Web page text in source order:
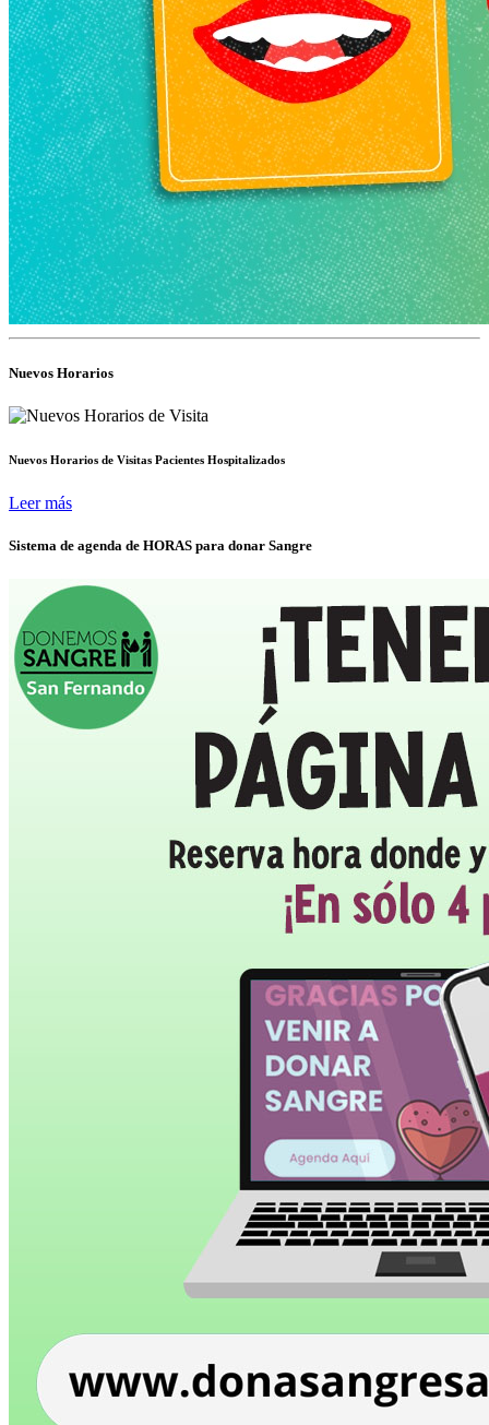
Nuevos Horarios
Nuevos Horarios de Visitas Pacientes Hospitalizados
Leer más
Sistema de agenda de HORAS para donar Sangre